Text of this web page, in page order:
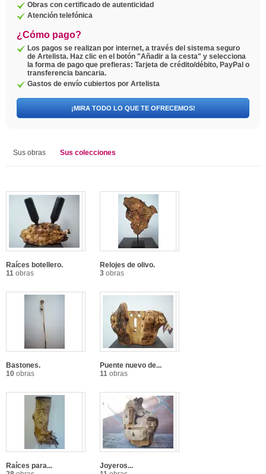
Obras con certificado de autenticidad
Atención telefónica
¿Cómo pago?
Los pagos se realizan por internet, a través del sistema seguro
de Artelista. Haz clic en el botón "Añadir a la cesta" y selecciona
la forma de pago que prefieras: Tarjeta de crédito/débito, PayPal o
transferencia bancaria.
Gastos de envío cubiertos por Artelista
¡MIRA TODO LO QUE TE OFRECEMOS!
Sus obras Sus colecciones
Raíces botellero.
11 obras
Relojes de olivo.
3 obras
Bastones.
10 obras
Puente nuevo de...
11 obras
Raíces para...
Joyeros...